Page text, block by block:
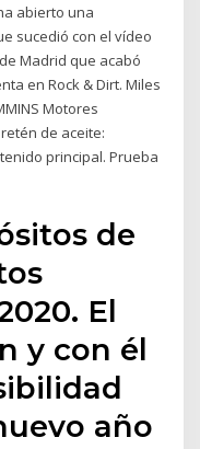
abierto una
sucedió con el vídeo
Madrid que acabó
en Rock & Dirt. Miles
Motores
de aceite:
principal. Prueba
de
El
y con él
año